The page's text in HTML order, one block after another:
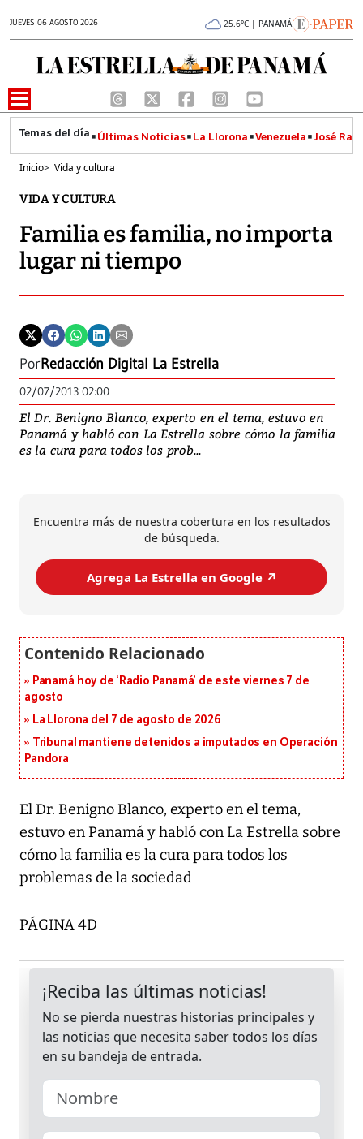
JUEVES 06 AGOSTO 2026 25.6°C | PANAMÁ
Últimas Noticias La Llorona Venezuela José
Inicio> Vida y cultura
VIDA Y CULTURA
Familia es familia, no importa
lugar ni tiempo
PorRedacción Digital La Estrella
02/07/2013 02:00
El Dr. Benigno Blanco, experto en el tema, estuvo en
Panamá y habló con La Estrella sobre cómo la familia
es la cura para todos los prob...
Encuentra más de nuestra cobertura en los resultados
de búsqueda.
Agrega La Estrella en Google ↗️
Panamá hoy de ‘Radio Panamá’ de este viernes 7 de
agosto
La Llorona del 7 de agosto de 2026
Tribunal mantiene detenidos a imputados en Operación
Pandora
El Dr. Benigno Blanco, experto en el tema,
estuvo en Panamá y habló con La Estrella sobre
cómo la familia es la cura para todos los
problemas de la sociedad
PÁGINA 4D